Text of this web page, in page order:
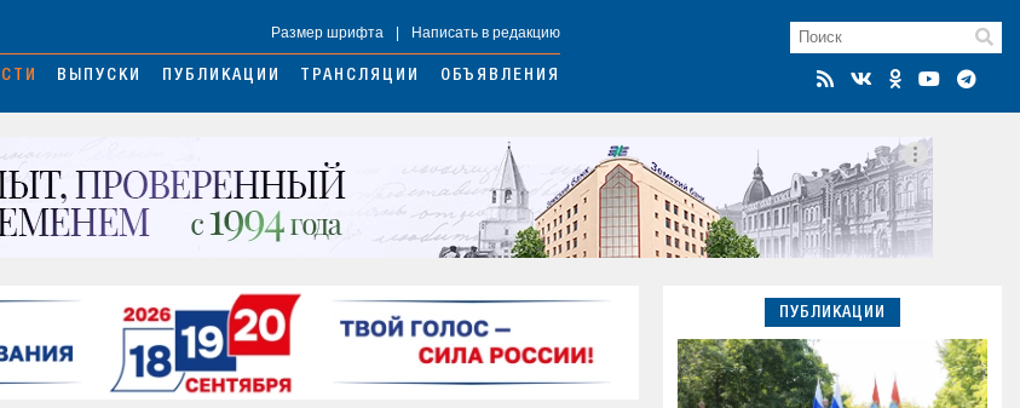
Размер шрифта Написать в редакцию
ВЫПУСКИ ПУБЛИКАЦИИ ТРАНСЛЯЦИИ ОБЪЯВЛЕНИЯ
ПУБЛИКАЦИИ